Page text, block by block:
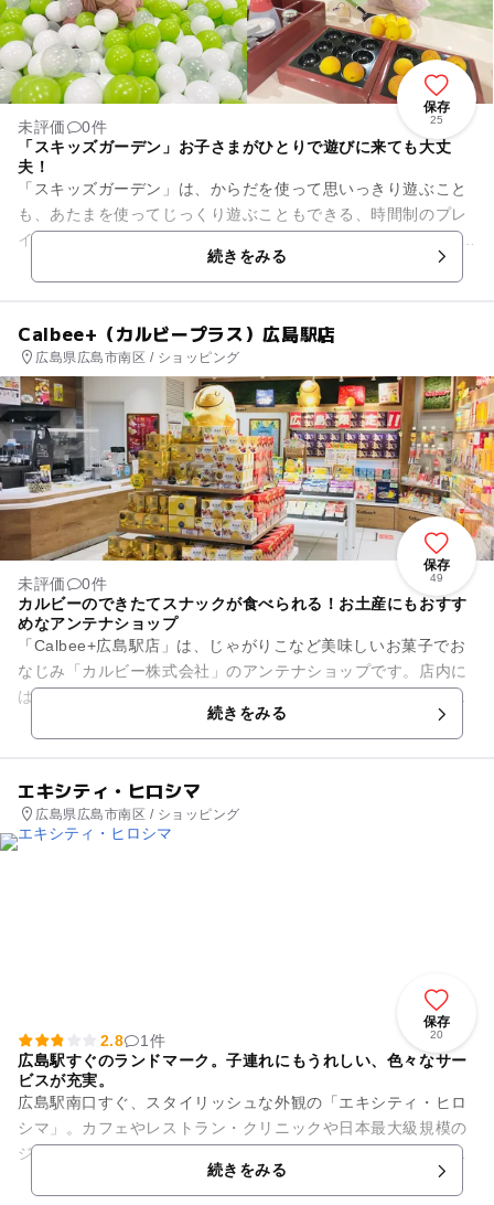
保存
25
未評価
0件
「スキッズガーデン」お子さまがひとりで遊びに来ても大丈
夫！
「スキッズガーデン」は、からだを使って思いっきり遊ぶこと
も、あたまを使ってじっくり遊ぶこともできる、時間制のプレ
イグラウンドです。 JR、新幹線広島駅直結、「ミナモア西館」
続きをみる
Calbee+（カルビープラス）広島駅店
広島県広島市南区 / ショッピング
保存
49
未評価
0件
カルビーのできたてスナックが食べられる！お土産にもおすす
めなアンテナショップ
「Calbee+広島駅店」は、じゃがりこなど美味しいお菓子でお
なじみ「カルビー株式会社」のアンテナショップです。店内に
は「物販コーナー」と、できたてスナックが味わえる「ホット
続きをみる
エキシティ・ヒロシマ
広島県広島市南区 / ショッピング
保存
20
2.8
1件
広島駅すぐのランドマーク。子連れにもうれしい、色々なサー
ビスが充実。
広島駅南口すぐ、スタイリッシュな外観の「エキシティ・ヒロ
シマ」。カフェやレストラン・クリニックや日本最大級規模の
ジムなど、駅前にあるとうれしい様々なサービスが揃っってい
ます。駅南口の名物であった...続きをみる